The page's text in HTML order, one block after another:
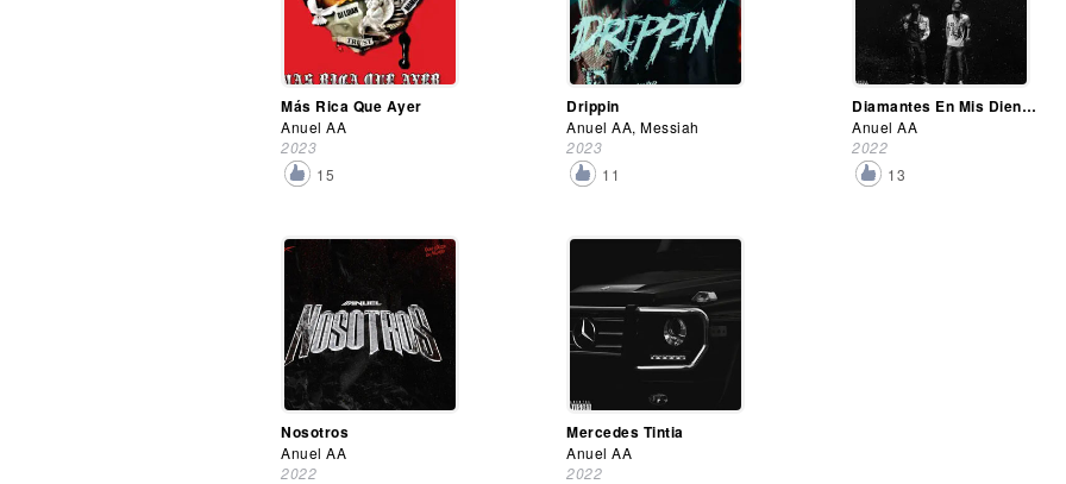
Más Rica Que Ayer
Anuel AA
2023
15
Drippin
Anuel AA, Messiah
2023
11
Diamantes En Mis Dientes
Anuel AA
2022
13
Nosotros
Anuel AA
2022
Mercedes Tintia
Anuel AA
2022